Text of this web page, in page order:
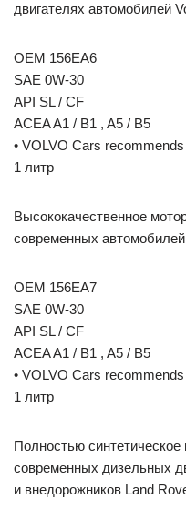
двигателях автомобилей
OEM 156EA6
SAE 0W-30
API SL / CF
ACEA A1 / B1 , A5 / B5
• VOLVO Cars recommends
1 литр
Высококачественное
современных
OEM 156EA7
SAE 0W-30
API SL / CF
ACEA A1 / B1 , A5 / B5
• VOLVO Cars recommends
1 литр
Полностью
современных дизельных
и внедорожников Land